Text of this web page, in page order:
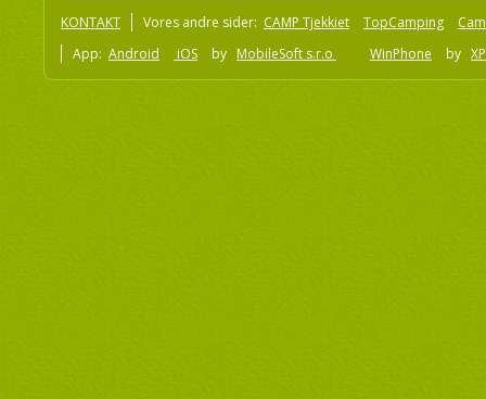
KONTAKT Vores andre sider: CAMP Tjekkiet TopCamping
App: Android iOS by MobileSoft s.r.o WinPhone by